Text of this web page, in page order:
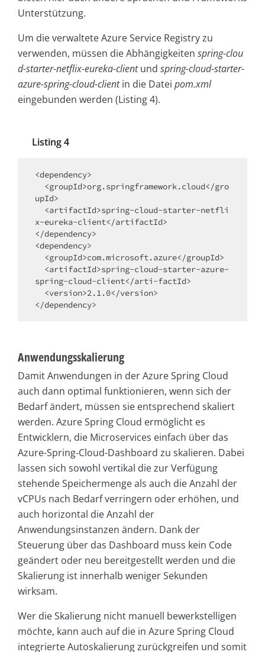
Unterstützung.
Um die verwaltete Azure Service Registry zu
verwenden, müssen die Abhängigkeiten spring-clou
d-starter-netflix-eureka-clientund spring-cloud-starter-
azure-spring-cloud-clientin die Datei pom.xml
eingebunden werden (Listing 4).
Listing 4
<dependency>
upId>
x-eureka-client</artifactId>
</dependency>
<dependency>
spring-cloud-client</arti-factId>
</dependency>
Anwendungsskalierung
Damit Anwendungen in der Azure Spring Cloud
auch dann optimal funktionieren, wenn sich der
Bedarf ändert, müssen sie entsprechend skaliert
werden. Azure Spring Cloud ermöglicht es
Entwicklern, die Microservices einfach über das
Azure-Spring-Cloud-Dashboard zu skalieren. Dabei
lassen sich sowohl vertikal die zur Verfügung
stehende Speichermenge als auch die Anzahl der
vCPUs nach Bedarf verringern oder erhöhen, und
auch horizontal die Anzahl der
Anwendungsinstanzen ändern. Dank der
Steuerung über das Dashboard muss kein Code
geändert oder neu bereitgestellt werden und die
Skalierung ist innerhalb weniger Sekunden
wirksam.
Wer die Skalierung nicht manuell bewerkstelligen
möchte, kann auch auf die in Azure Spring Cloud
integrierte Autoskalierung zurückgreifen und somit